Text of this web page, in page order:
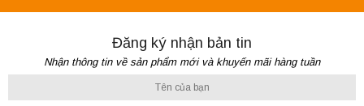
Đăng ký nhận bản tin
Nhận thông tin về sản phẩm mới và khuyến mãi hàng tuần